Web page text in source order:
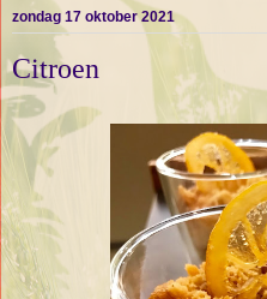
zondag 17 oktober 2021
Citroen